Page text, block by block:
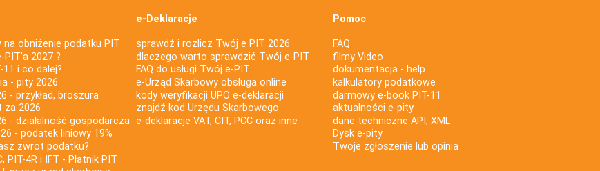
obniżenie podatku PIT
PIT'a 2027 ?
11 i co dalej?
- pity 2026
- przykład, broszura
za 2026
- działalność gospodarcza
- podatek liniowy 19%
zwrot podatku?
PIT-4R i IFT - Płatnik PIT
e-Deklaracje
sprawdź i rozlicz Twój e PIT 2026
dlaczego warto sprawdzić Twój e-PIT
FAQ do usługi Twój e-PIT
e-Urząd Skarbowy obsługa online
kody weryfikacji UPO e-deklaracji
znajdź kod Urzędu Skarbowego
e-deklaracje VAT, CIT, PCC oraz inne
Pomoc
FAQ
filmy Video
dokumentacja - help
kalkulatory podatkowe
darmowy e-book PIT-11
aktualności e-pity
dane techniczne API, XML
Dysk e-pity
Twoje zgłoszenie lub opinia